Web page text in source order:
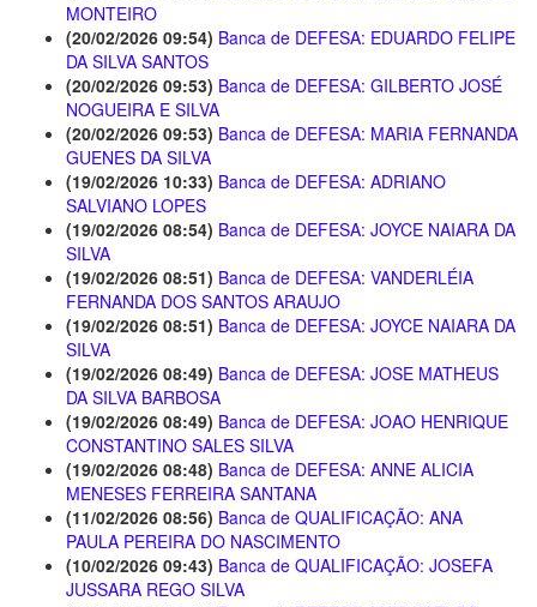
MONTEIRO
(20/02/2026 09:54) Banca de DEFESA: EDUARDO FELIPE
DA SILVA SANTOS
(20/02/2026 09:53) Banca de DEFESA: GILBERTO JOSÉ
NOGUEIRA E SILVA
(20/02/2026 09:53) Banca de DEFESA: MARIA FERNANDA
GUENES DA SILVA
(19/02/2026 10:33) Banca de DEFESA: ADRIANO
SALVIANO LOPES
(19/02/2026 08:54) Banca de DEFESA: JOYCE NAIARA DA
SILVA
(19/02/2026 08:51) Banca de DEFESA: VANDERLÉIA
FERNANDA DOS SANTOS ARAUJO
(19/02/2026 08:51) Banca de DEFESA: JOYCE NAIARA DA
SILVA
(19/02/2026 08:49) Banca de DEFESA: JOSE MATHEUS
DA SILVA BARBOSA
(19/02/2026 08:49) Banca de DEFESA: JOAO HENRIQUE
CONSTANTINO SALES SILVA
(19/02/2026 08:48) Banca de DEFESA: ANNE ALICIA
MENESES FERREIRA SANTANA
(11/02/2026 08:56) Banca de QUALIFICAÇÃO: ANA
PAULA PEREIRA DO NASCIMENTO
(10/02/2026 09:43) Banca de QUALIFICAÇÃO: JOSEFA
JUSSARA REGO SILVA